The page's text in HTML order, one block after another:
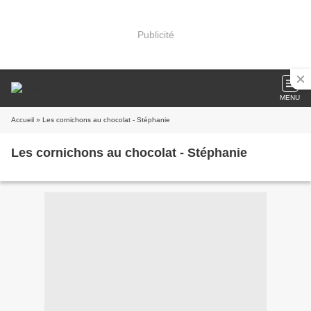
Publicité
MENU
Accueil » Les cornichons au chocolat - Stéphanie
Les cornichons au chocolat - Stéphanie